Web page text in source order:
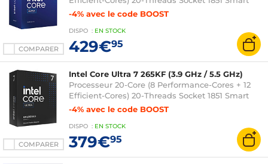
COMPARER
Cache 30 Mo + L2 36 Mo 0.003 micron (version
-4% avec le code BOOST
DISPO : EN STOCK
429€95
COMPARER
Intel Core Ultra 7 265KF (3.9 GHz / 5.5 GHz)
Processeur 20-Core (8 Performance-Cores + 12
Efficient-Cores) 20-Threads Socket 1851 Smart
Cache 30 Mo + L2 36 Mo 0.003 micron (version
-4% avec le code BOOST
DISPO : EN STOCK
379€95